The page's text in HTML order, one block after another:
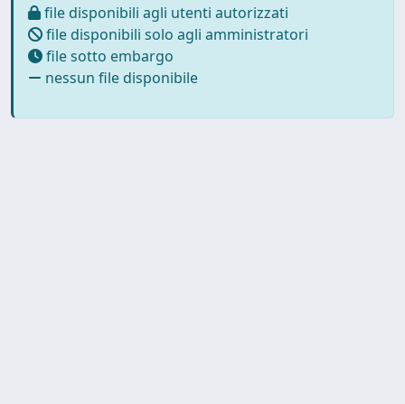
file disponibili agli utenti autorizzati
file disponibili solo agli amministratori
file sotto embargo
nessun file disponibile